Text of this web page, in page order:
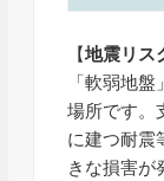
【地震リス
「軟弱地
場所です。
に建つ耐震
きな損害が